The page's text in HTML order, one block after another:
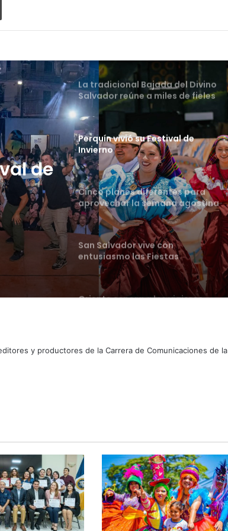
de
La tradicional Bajada del Divino
Perquín vivió su Festival de
Invierno
Cinco planes diferentes para
aprovechar la semana agostina
San Salvador vive con
entusiasmo las Fiestas
Agostinas
Oriente espera a los viajeros
estas vacaciones agostinas
Suben los precios de los
Peregrinación Camino de San
prácticas en su Laboratorio de
Licenciatura en Turismo de la
UNIVO forma profesionales con
una preparación práctica e
integral
La universidad que forma a los
profesionales del futuro
y productores de la Carrera de Comunicaciones de la